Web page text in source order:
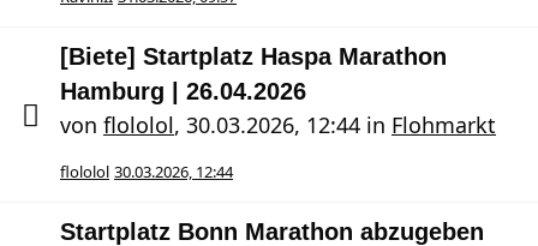
[Biete] Startplatz Haspa Marathon
Hamburg | 26.04.2026
von flololol, 30.03.2026, 12:44 in Flohmarkt
flololol 30.03.2026, 12:44
Startplatz Bonn Marathon abzugeben